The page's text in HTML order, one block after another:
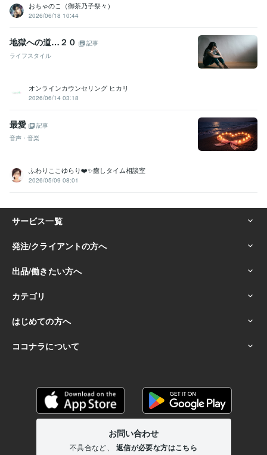
おちゃのこ（御茶乃子祭々）
2026/06/18 10:44
地獄への道…２０
記事
ライフスタイル
オンラインカウンセリング ヒカリ
2026/06/14 03:18
最愛
記事
音声・音楽
ふわりここゆらり❤️✨癒しタイム相談室
2026/05/09 08:01